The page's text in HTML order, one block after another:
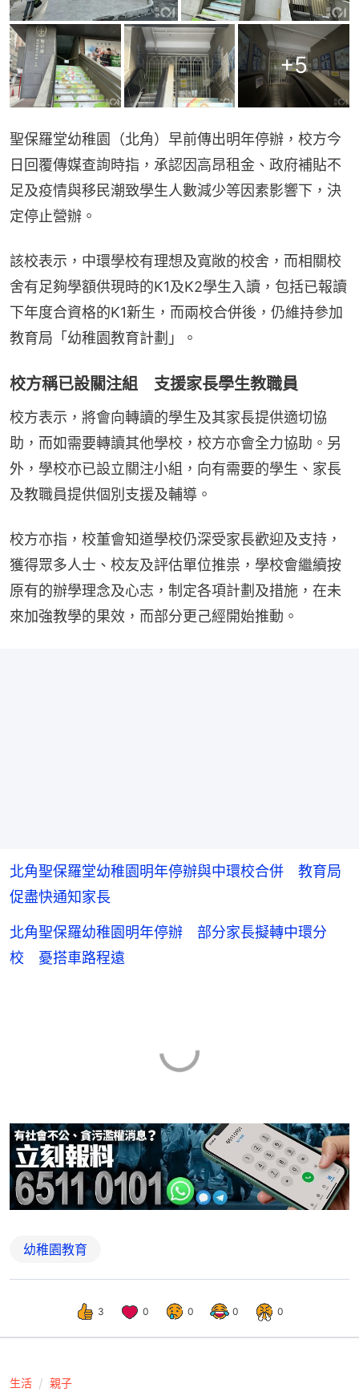
+5
聖保羅堂幼稚園（北角）早前傳出明年停辦，校方今
日回覆傳媒查詢時指，承認因高昂租金、政府補貼不
足及疫情與移民潮致學生人數減少等因素影響下，決
定停止營辦。
該校表示，中環學校有理想及寬敞的校舍，而相關校
舍有足夠學額供現時的K1及K2學生入讀，包括已報讀
下年度合資格的K1新生，而兩校合併後，仍維持參加
教育局「幼稚園教育計劃」。
校方稱已設關注組 支援家長學生教職員
校方表示，將會向轉讀的學生及其家長提供適切協
助，而如需要轉讀其他學校，校方亦會全力協助。另
外，學校亦已設立關注小組，向有需要的學生、家長
及教職員提供個別支援及輔導。
校方亦指，校董會知道學校仍深受家長歡迎及支持，
獲得眾多人士、校友及評估單位推祟，學校會繼續按
原有的辦學理念及心志，制定各項計劃及措施，在未
來加強教學的果效，而部分更己經開始推動。
北角聖保羅堂幼稚園明年停辦與中環校合併 教育局
促盡快通知家長
北角聖保羅幼稚園明年停辦 部分家長擬轉中環分
校 憂搭車路程遠
幼稚園教育
3 0 0 0 0
生活 親子